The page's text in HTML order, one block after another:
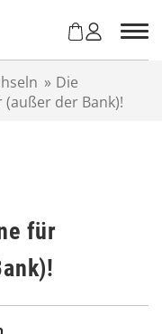
» Die
der Bank)!
für